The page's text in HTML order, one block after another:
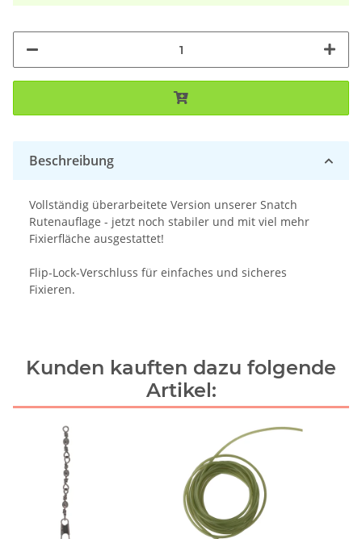
Beschreibung
Vollständig überarbeitete Version unserer Snatch
Rutenauflage - jetzt noch stabiler und mit viel mehr
Fixierfläche ausgestattet!
Flip-Lock-Verschluss für einfaches und sicheres
Fixieren.
Kunden kauften dazu folgende
Artikel: